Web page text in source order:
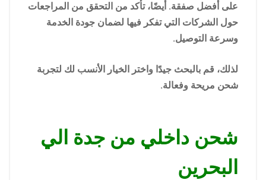
على أفضل صفقة. أيضًا، تأكد من التحقق من المراجعات
حول الشركات التي تفكر فيها لضمان جودة الخدمة
وسرعة التوصيل.
لذلك، قم بالبحث جيدًا واختر الخيار الأنسب لك لتجربة
شحن مريحة وفعالة.
شحن داخلي من جدة الي
البحرين